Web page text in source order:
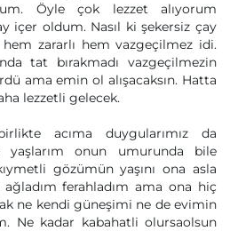
Öyle çok lezzet alıyorum
içer oldum. Nasıl ki şekersiz çay
zararlı hem vazgeçilmez idi.
tat bırakmadı vazgeçilmezin
ama emin ol alışacaksın. Hatta
lezzetli gelecek.
acıma duygularımız da
onun umurunda bile
gözümün yaşını ona asla
ferahladım ama ona hiç
ne kendi güneşimi ne de evimin
Ne kadar kabahatli olursaolsun